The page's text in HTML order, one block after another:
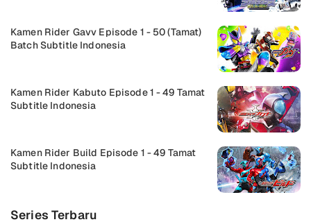
Kamen Rider Gavv Episode 1 - 50 (Tamat)
Batch Subtitle Indonesia
Kamen Rider Kabuto Episode 1 - 49 Tamat
Subtitle Indonesia
Kamen Rider Build Episode 1 - 49 Tamat
Subtitle Indonesia
Series Terbaru